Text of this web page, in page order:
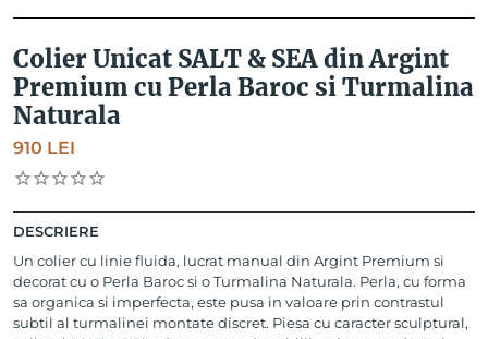
Colier Unicat SALT & SEA din Argint
Premium cu Perla Baroc si Turmalina
Naturala
910 LEI
DESCRIERE
Un colier cu linie fluida, lucrat manual din Argint Premium si
decorat cu o Perla Baroc si o Turmalina Naturala. Perla, cu forma
sa organica si imperfecta, este pusa in valoare prin contrastul
subtil al turmalinei montate discret. Piesa cu caracter sculptural,